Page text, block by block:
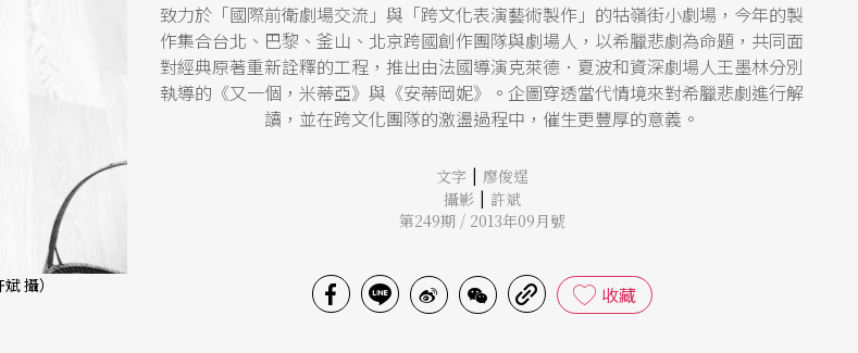
攝）
致力於「國際前衛劇場交流」與「跨文化表演藝術製作」的牯嶺街小劇場，今年的製
作集合台北、巴黎、釜山、北京跨國創作團隊與劇場人，以希臘悲劇為命題，共同面
對經典原著重新詮釋的工程，推出由法國導演克萊德．夏波和資深劇場人王墨林分別
執導的《又一個，米蒂亞》與《安蒂岡妮》。企圖穿透當代情境來對希臘悲劇進行解
讀，並在跨文化團隊的激盪過程中，催生更豐厚的意義。
文字 | 廖俊逞
攝影 | 許斌
第249期 / 2013年09月號
收藏